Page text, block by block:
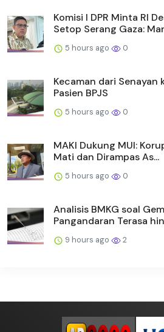
Komisi I DPR Minta RI
Setop Serang Gaza:
5 hours ago 0
Kecaman dari Senayan
Pasien BPJS
5 hours ago 0
MAKI Dukung MUI:
Mati dan Dirampas As...
5 hours ago 0
Analisis BMKG soal
Pangandaran Terasa
9 hours ago 2